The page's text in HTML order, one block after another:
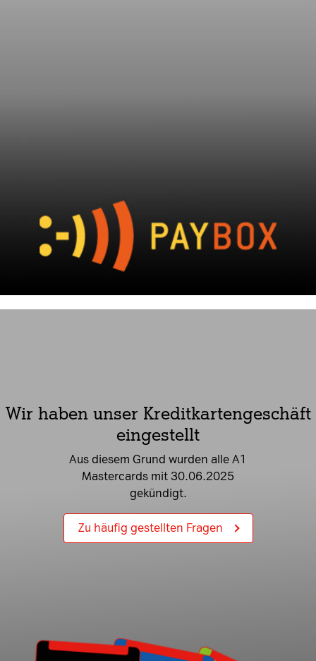
Wir haben unser Kreditkartengeschäft
eingestellt
Aus diesem Grund wurden alle A1
Mastercards mit 30.06.2025
gekündigt.
Zu häufig gestellten Fragen